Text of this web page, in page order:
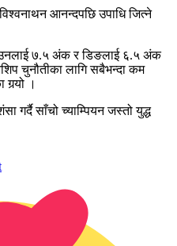
आनन्दपछि उपाधि जित्ने
७.५ अंक र डिङलाई ६.५ अंक
चुनौतीका लागि सबैभन्दा कम
।
गर्दै साँचो च्याम्पियन जस्तो युद्ध